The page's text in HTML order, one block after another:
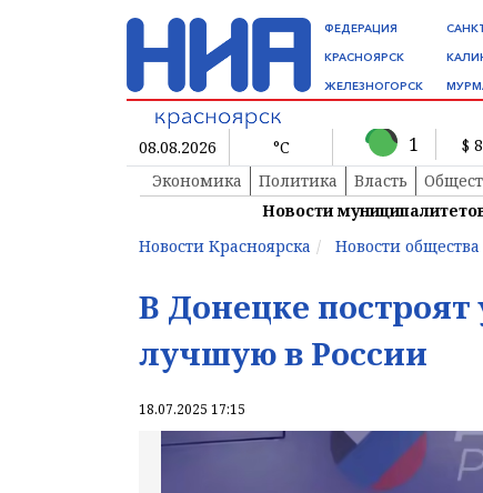
ФЕДЕРАЦИЯ
КРАСНОЯРСК
ЖЕЛЕЗНОГОРСК
08.08.2026 °C 1 $
Экономика
Политика Власть
Новости
Новости Красноярска
Новости общества
В Донецке
лучшую в России
18.07.2025 17:15